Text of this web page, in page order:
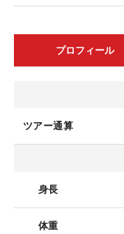
プロフィール
ツアー通算
身長
体重